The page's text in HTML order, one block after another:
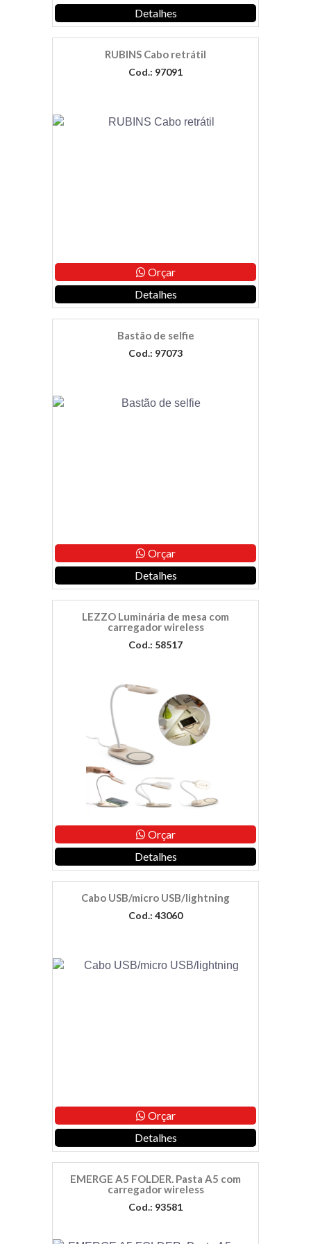
Detalhes
RUBINS Cabo retrátil
Cod.: 97091
Orçar
Detalhes
Bastão de selfie
Cod.: 97073
Orçar
Detalhes
LEZZO Luminária de mesa com
carregador wireless
Cod.: 58517
Orçar
Detalhes
Cabo USB/micro USB/lightning
Cod.: 43060
Orçar
Detalhes
EMERGE A5 FOLDER. Pasta A5 com
carregador wireless
Cod.: 93581